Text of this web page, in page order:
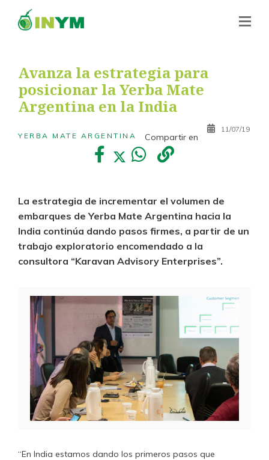
Avanza la estrategia para
posicionar la Yerba Mate
Argentina en la India
11/07/19
YERBA MATE ARGENTINA Compartir en
La estrategia de incrementar el volumen de
embarques de Yerba Mate Argentina hacia la
India continúa dando pasos firmes, a partir de un
trabajo exploratorio encomendado a la
consultora “Karavan Advisory Enterprises”.
“En India estamos dando los primeros pasos que